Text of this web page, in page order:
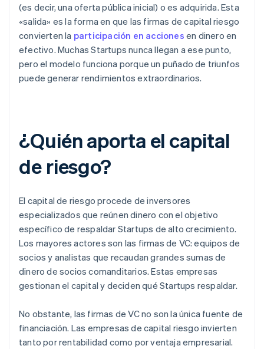
(es decir, una oferta pública inicial) o es adquirida. Esta
«salida» es la forma en que las firmas de capital riesgo
convierten la participación en acciones en dinero en
efectivo. Muchas Startups nunca llegan a ese punto,
pero el modelo funciona porque un puñado de triunfos
puede generar rendimientos extraordinarios.
¿Quién aporta el capital
de riesgo?
El capital de riesgo procede de inversores
especializados que reúnen dinero con el objetivo
específico de respaldar Startups de alto crecimiento.
Los mayores actores son las firmas de VC: equipos de
socios y analistas que recaudan grandes sumas de
dinero de socios comanditarios. Estas empresas
gestionan el capital y deciden qué Startups respaldar.
No obstante, las firmas de VC no son la única fuente de
financiación. Las empresas de capital riesgo invierten
tanto por rentabilidad como por ventaja empresarial.